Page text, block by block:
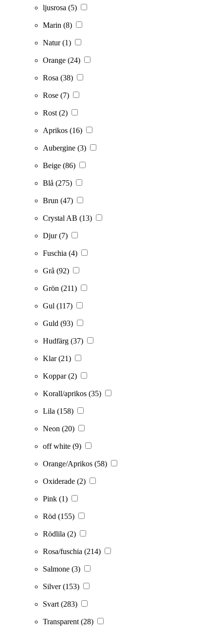
ljusrosa (5)
Marin (8)
Natur(1)
Orange (24)
Rosa (38)
Rose (7)
Rost (2)
Aprikos (16)
Aubergine (3)
Beige (86)
Blå (275)
Brun (47)
Crystal AB (13)
Djur(7)
Fuschia (4)
Grå (92)
Grön (211)
Gul (117)
Guld (93)
Hudfärg (37)
Klar(21)
Koppar(2)
Korall/aprikos (35)
Lila (158)
Neon (20)
off white (9)
Orange/Aprikos (58)
Oxiderade (2)
Pink (1)
Röd (155)
Rödlila (2)
Rosa/fuschia (214)
Salmone (3)
Silver(153)
Svart (283)
Transparent (28)